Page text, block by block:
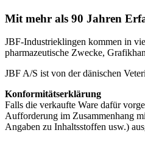
Mit mehr als 90 Jahren
JBF-Industrieklingen kommen in
pharmazeutische Zwecke,
JBF A/S ist von der dänischen
Konformitätserklärung
Falls die verkaufte Ware dafür
Aufforderung im Zusammenhang
Angaben zu Inhaltsstoffen usw.)